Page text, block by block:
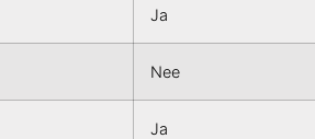
Ja
Nee
Ja